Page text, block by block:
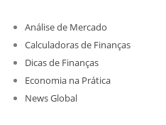
Análise de Mercado
Calculadoras de Finanças
Dicas de Finanças
Economia na Prática
News Global